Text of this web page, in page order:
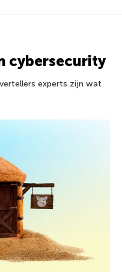
cybersecurity
experts zijn wat